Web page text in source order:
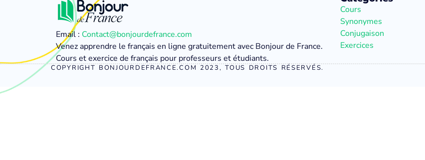
Email : Contact@bonjourdefrance.com
Venez apprendre le français en ligne gratuitement avec Bonjour de France.
Cours et exercice de français pour professeurs et étudiants.
Cours
Synonymes
Conjugaison
Exercices
COPYRIGHT BONJOURDEFRANCE.COM 2023, TOUS DROITS RÉSERVÉS.